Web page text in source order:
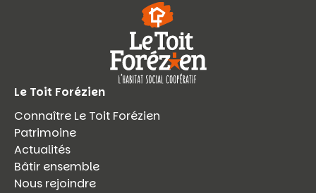
Le Toit Forézien
Connaître Le Toit Forézien
Patrimoine
Actualités
Bâtir ensemble
Nous rejoindre